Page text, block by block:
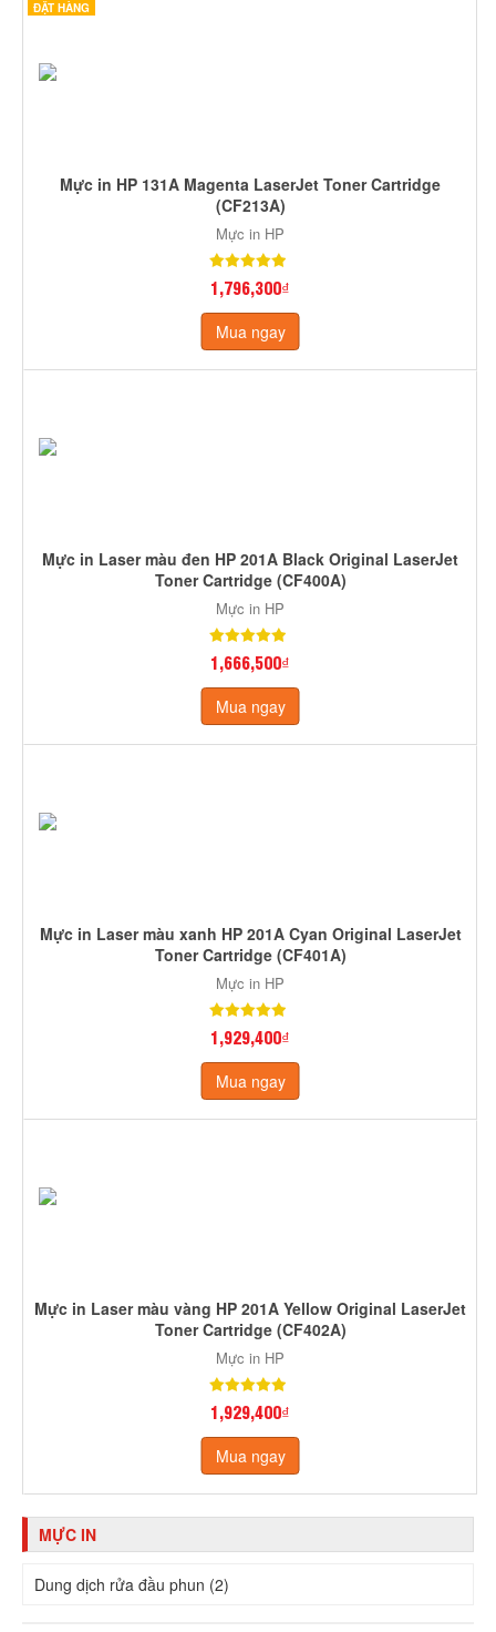
ĐẶT HÀNG
Mực in HP 131A Magenta LaserJet Toner Cartridge
(CF213A)
Mực in HP
1,796,300₫
Mua ngay
Mực in Laser màu đen HP 201A Black Original LaserJet
Toner Cartridge (CF400A)
Mực in HP
1,666,500₫
Mua ngay
Mực in Laser màu xanh HP 201A Cyan Original LaserJet
Toner Cartridge (CF401A)
Mực in HP
1,929,400₫
Mua ngay
Mực in Laser màu vàng HP 201A Yellow Original LaserJet
Toner Cartridge (CF402A)
Mực in HP
1,929,400₫
Mua ngay
MỰC IN
Dung dịch rửa đầu phun (2)